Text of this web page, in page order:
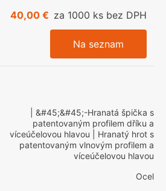
40,00 € za 1000 ks bez DPH
Na seznam
| &#45;&#45;-Hranatá špička s
patentovaným profilem dříku a
víceúčelovou hlavou | Hranatý hrot s
patentovaným vlnovým profilem a
víceúčelovou hlavou
Ocel